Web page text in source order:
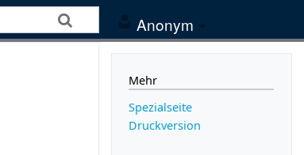
Anonym
Mehr
Spezialseite
Druckversion